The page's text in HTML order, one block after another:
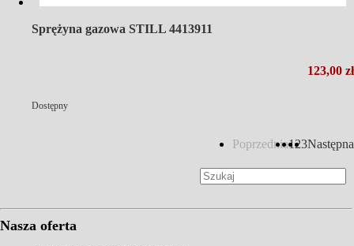
Sprężyna gazowa STILL 4413911
123,00 zł
Dostępny
Poprzednia123Następna
Nasza oferta